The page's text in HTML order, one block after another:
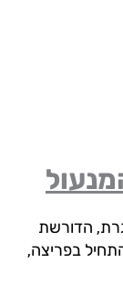
בפריצה,